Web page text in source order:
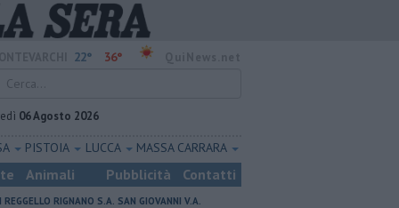
22° 36°
06 Agosto 2026
PISTOIA LUCCA MASSA CARRARA
Animali Pubblicità Contatti
REGGELLO RIGNANO S.A. SAN GIOVANNI V.A.